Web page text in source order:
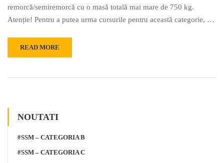
remorcă/semiremorcă cu o masă totală mai mare de 750 kg.
Atenție! Pentru a putea urma cursurile pentru această categorie, …
READ MORE
NOUTATI
#SSM – CATEGORIA B
#SSM – CATEGORIA C